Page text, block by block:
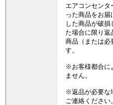
エアコンセンタ
った商品をお
した商品が破損
た場合に限り返
商品（または必
す。
※お客様都合に
ません。
※返品が必要な
ご連絡ください